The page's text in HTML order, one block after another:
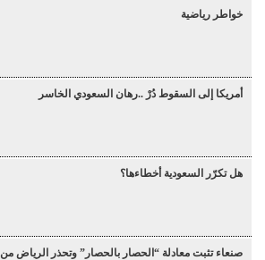
خواطر رياضية
أمريكا إلى السقوط دُرْ ..رهان السعودي الخاسر
هل تكرّر السعودية أخطاءها؟
صنعاء تثبت معادلة “الحصار بالحصار” وتحذر الرياض من